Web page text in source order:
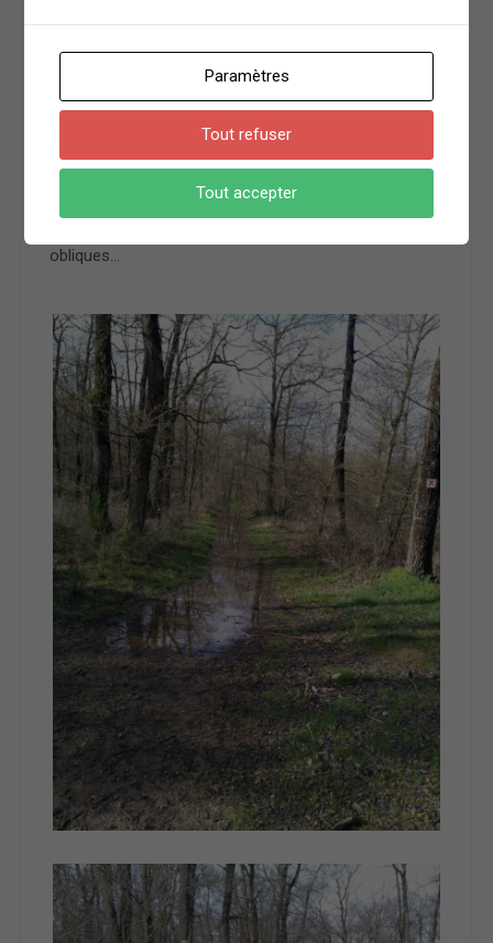
Un peu plus loin au lieu du chemin qui va rejoindre la
ruisseau. Une fois la route traversée la montée à la
tour du télégraphe se fait normalement. Mais sur le
obliques…
Paramètres
Tout refuser
Tout accepter